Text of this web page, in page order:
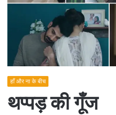
हाँ और ना के बीच
थप्पड़ की गूँज